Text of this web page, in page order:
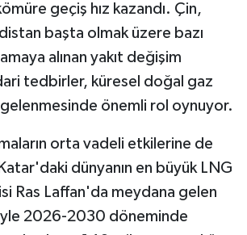
geçiş hız kazandı. Çin,
başta olmak üzere bazı
alınan yakıt değişim
tedbirler, küresel doğal gaz
önemli rol oynuyor.
orta vadeli etkilerine de
dünyanın en büyük LNG
Ras Laffan'da meydana gelen
2026-2030 döneminde